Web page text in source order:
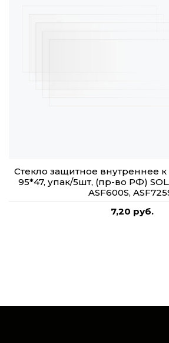
Стекло защитное внутреннее
95*47, упак/5шт, (пр-во РФ)
ASF600S,
7,20 руб.